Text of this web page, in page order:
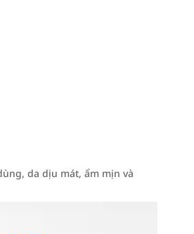
da dịu mát, ẩm mịn và